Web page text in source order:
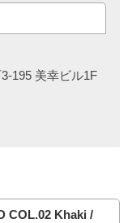
195 美幸ビル1F
COL.02 Khaki /